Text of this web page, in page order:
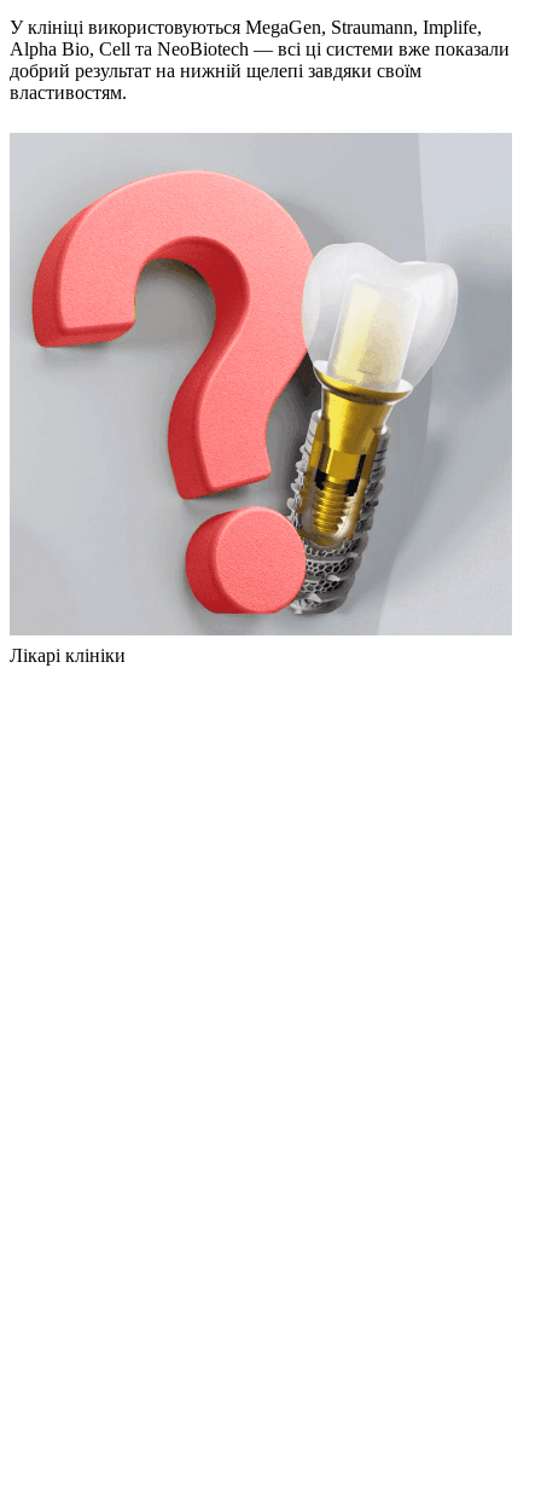
У клініці використовуються MegaGen, Straumann, Implife,
Alpha Bio, Cell та NeoBiotech — всі ці системи вже показали
добрий результат на нижній щелепі завдяки своїм
властивостям.
Лікарі клініки